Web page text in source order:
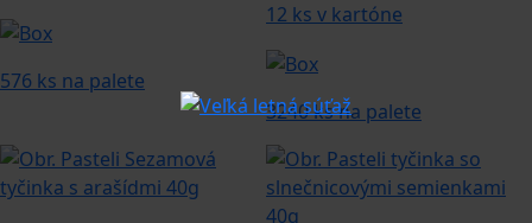
576 ks na palete
12 ks v kartóne
3240 ks na palete